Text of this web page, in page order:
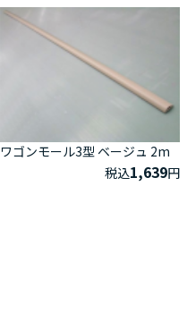
ワゴンモール3型 ベージュ 2m
税込1,639円